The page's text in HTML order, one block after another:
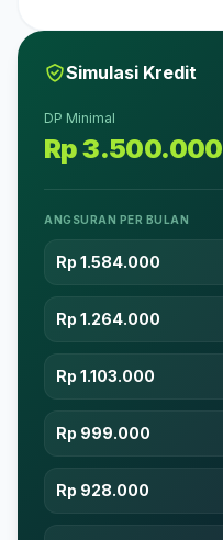
Simulasi Kredit
DP Minimal
Rp 3.500.000
ANGSURAN PER BULAN
Rp 1.584.000
Rp 1.264.000
Rp 1.103.000
Rp 999.000
Rp 928.000